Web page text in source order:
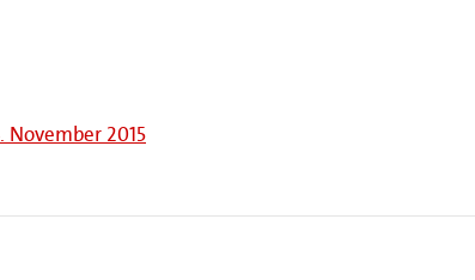
November 2015